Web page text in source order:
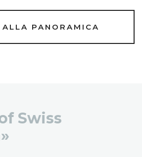
PANORAMICA
Swiss